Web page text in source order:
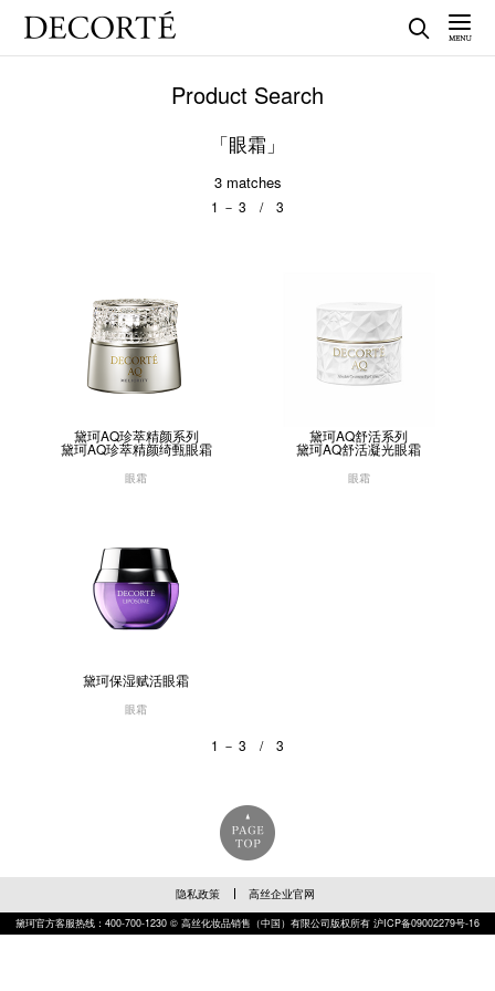
Product Search
「眼霜」
3matches
1 － 3 / 3
黛珂AQ珍萃精颜系列
黛珂AQ珍萃精颜绮甄眼霜
眼霜
黛珂AQ舒活系列
黛珂AQ舒活凝光眼霜
眼霜
黛珂保湿赋活眼霜
眼霜
1 － 3 / 3
隐私政策 高丝企业官网
黛珂官方客服热线：400-700-1230 © 高丝化妆品销售（中国）有限公司版权所有 沪ICP备09002279号-16